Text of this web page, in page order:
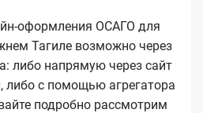
оформления ОСАГО для
Тагиле возможно через
либо напрямую через сайт
либо с помощью агрегатора
подробно рассмотрим